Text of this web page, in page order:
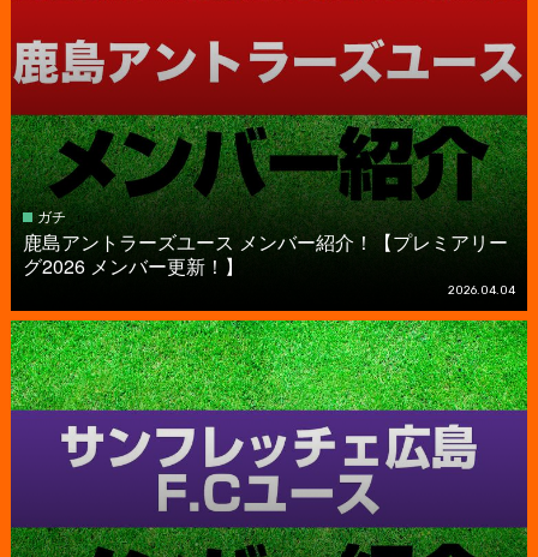
ガチ
鹿島アントラーズユース メンバー紹介！【プレミアリー
グ2026 メンバー更新！】
2026.04.04